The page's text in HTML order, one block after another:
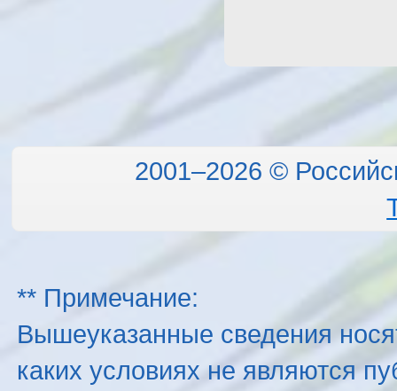
2001–2026 ©
** Примечание:
Вышеуказанные сведения
каких условиях не являются